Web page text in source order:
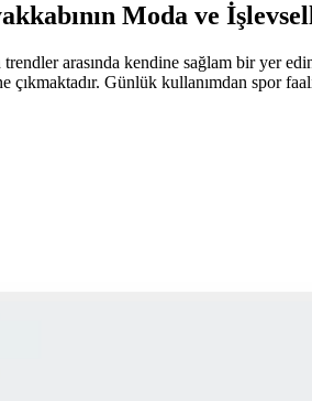
Moda ve
arasında kendine sağlam bir yer
çıkmaktadır. Günlük kullanımdan spor